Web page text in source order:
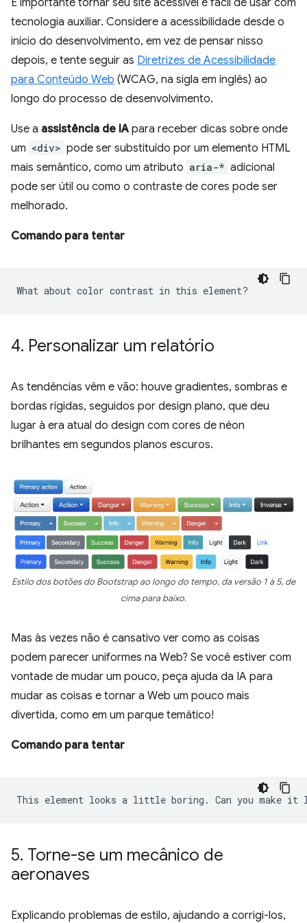
É importante tornar seu site acessível e fácil de usar com
tecnologia auxiliar. Considere a acessibilidade desde o
início do desenvolvimento, em vez de pensar nisso
depois, e tente seguir as Diretrizes de Acessibilidade
para Conteúdo Web (WCAG, na sigla em inglês) ao
longo do processo de desenvolvimento.
Use a assistência de IA para receber dicas sobre onde
um <div> pode ser substituído por um elemento HTML
mais semântico, como um atributo aria-* adicional
pode ser útil ou como o contraste de cores pode ser
melhorado.
Comando para tentar
4. Personalizar um relatório
As tendências vêm e vão: houve gradientes, sombras e
bordas rígidas, seguidos por design plano, que deu
lugar à era atual do design com cores de néon
brilhantes em segundos planos escuros.
Estilo dos botões do Bootstrap ao longo do tempo, da versão 1 à 5, de
cima para baixo.
Mas às vezes não é cansativo ver como as coisas
podem parecer uniformes na Web? Se você estiver com
vontade de mudar um pouco, peça ajuda da IA para
mudar as coisas e tornar a Web um pouco mais
divertida, como em um parque temático!
Comando para tentar
5. Torne-se um mecânico de
aeronaves
Explicando problemas de estilo, ajudando a corrigi-los,